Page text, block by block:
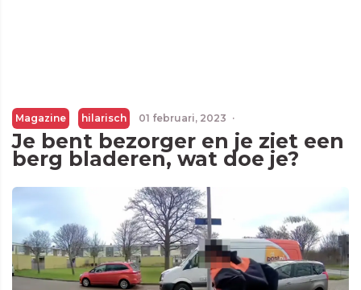
Magazine hilarisch 01 februari, 2023 ·
Je bent bezorger en je ziet een
berg bladeren, wat doe je?